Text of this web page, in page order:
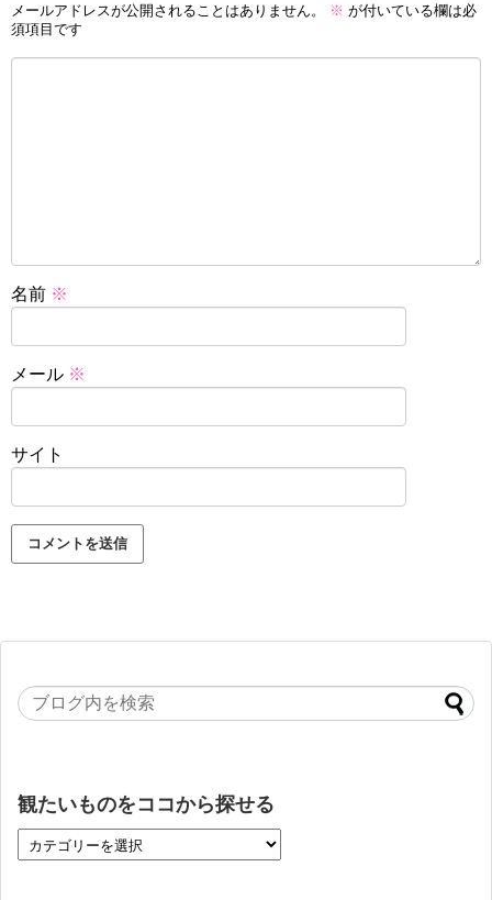
メールアドレスが公開されることはありません。 ※ が付いている欄は必
須項目です
名前 ※
メール ※
サイト
観たいものをココから探せる